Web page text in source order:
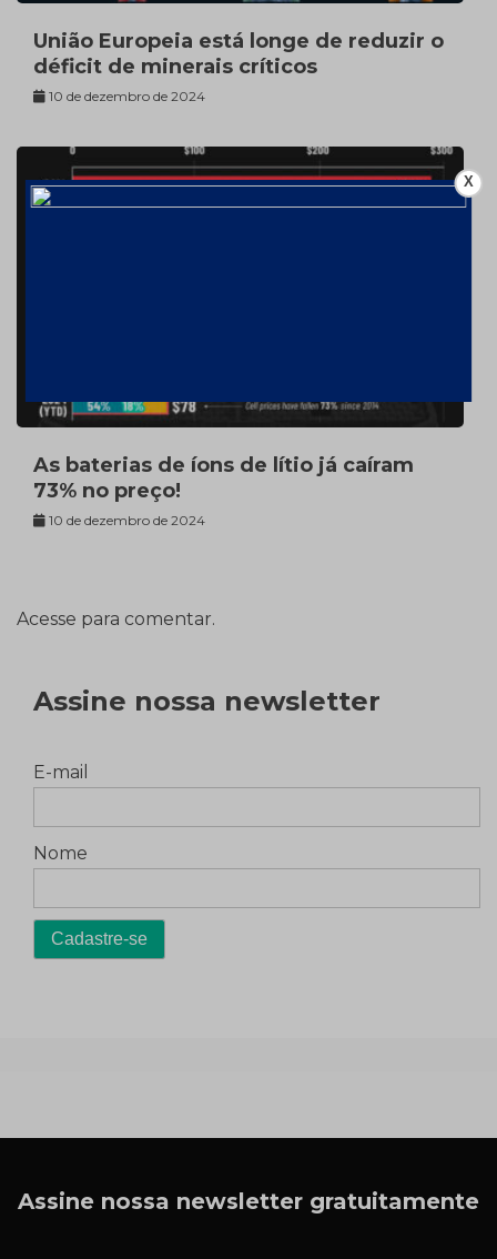
União Europeia está longe de reduzir o
déficit de minerais críticos
10 de dezembro de 2024
As baterias de íons de lítio já caíram
73% no preço!
10 de dezembro de 2024
Acesse para comentar.
Assine nossa newsletter
E-mail
Nome
Assine nossa newsletter gratuitamente
X